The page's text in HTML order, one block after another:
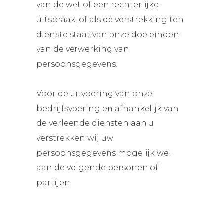
van de wet of een rechterlijke
uitspraak, of als de verstrekking ten
dienste staat van onze doeleinden
van de verwerking van
persoonsgegevens.
Voor de uitvoering van onze
bedrijfsvoering en afhankelijk van
de verleende diensten aan u
verstrekken wij uw
persoonsgegevens mogelijk wel
aan de volgende personen of
partijen: